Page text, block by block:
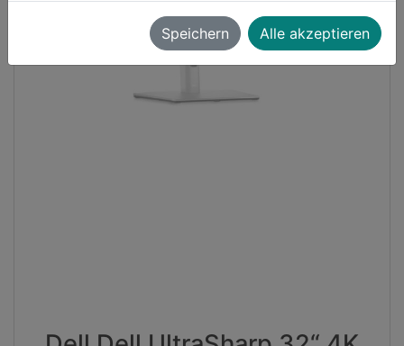
Speichern Alle akzeptieren